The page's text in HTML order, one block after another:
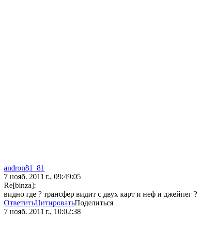
andron81_81
7 нояб. 2011 г., 09:49:05
Re[binza]:
видно где ? трансфер видит с двух карт и неф и джейпег ?
ОтветитьЦитироватьПоделиться
7 нояб. 2011 г., 10:02:38